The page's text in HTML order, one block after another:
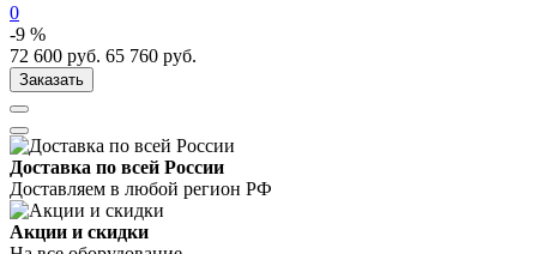
0
-9 %
72 600 руб. 65 760 руб.
Заказать
Доставка по всей России
Доставляем в любой регион РФ
Акции и скидки